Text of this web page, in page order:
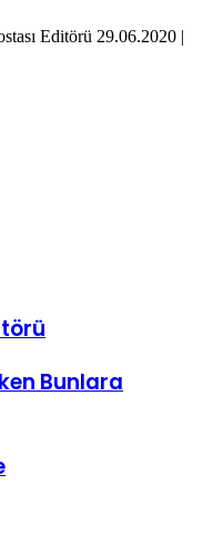
Editörü 29.06.2020 |
Bunlara